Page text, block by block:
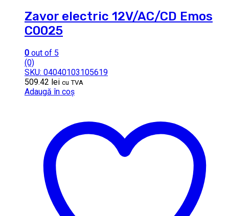
Zavor electric 12V/AC/CD Emos
C0025
0 out of 5
(0)
SKU: 04040103105619
509.42 lei cu TVA
Adaugă în coș